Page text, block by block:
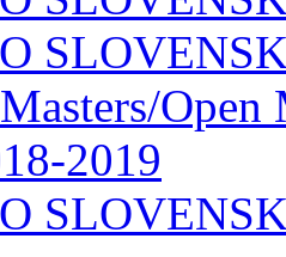
2019